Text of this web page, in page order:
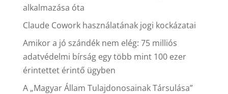
alkalmazása óta
Claude Cowork használatának jogi kockázatai
Amikor a jó szándék nem elég: 75 milliós
adatvédelmi bírság egy több mint 100 ezer
érintettet érintő ügyben
A „Magyar Állam Tulajdonosainak Társulása”